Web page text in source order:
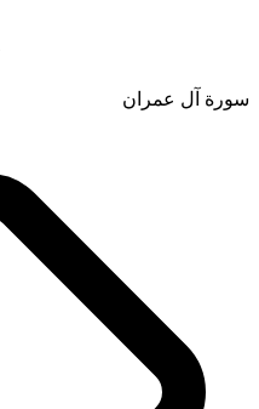
سورة آل عمران